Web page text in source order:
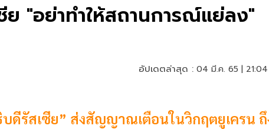
"อย่าทำให้สถานการณ์แย่ลง"
อัปเดตล่าสุด : 04 มี.ค. 65 |
ดีรัสเซีย” ส่งสัญญาณเตือนในวิกฤตยูเครน